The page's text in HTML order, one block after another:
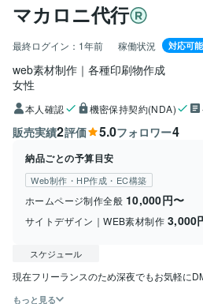
マカロニ代行
最終ログイン： 1年前 稼働状況 対応可
web素材制作｜各種印刷物作成
女性
本人確認 機密保持契約(NDA)
販売実績2評価 5.0フォロワー4
納品ごとの予算目安
Web制作・HP作成・EC構築
ホームページ制作全般 10,000円〜
サイトデザイン｜WEB素材制作 3,000
スケジュール
現在フリーランスのため深夜でもお気軽に
もっと見る